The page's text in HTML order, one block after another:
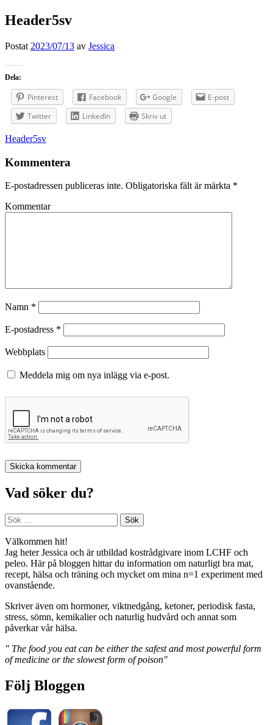
Header5sv
Postat 2023/07/13 av Jessica
Dela:
Pinterest Facebook Google
E-post
Twitter
LinkedIn Skriv ut
Inläggsnavigering
Header5sv
Kommentera
E-postadressen publiceras inte. Obligatoriska fält är märkta *
Kommentar
Namn *
E-postadress *
Webbplats
Meddela mig om nya inlägg via e-post.
Vad söker du?
Sök
efter:
Välkommen hit!
Jag heter Jessica och är utbildad kostrådgivare inom LCHF och
peleo. Här på bloggen hittar du information om naturligt bra mat,
recept, hälsa och träning och mycket om mina n=1 experiment med
ovanstående.
Skriver även om hormoner, viktnedgång, ketoner, periodisk fasta,
stress, sömn, kemikalier och naturlig hudvård och annat som
påverkar vår hälsa.
" The food you eat can be either the safest and most powerful form
of medicine or the slowest form of poison"
Följ Bloggen